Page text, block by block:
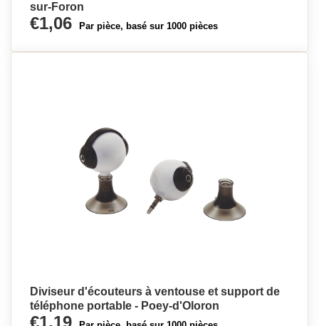
sur-Foron
€1,06 Par pièce, basé sur 1000 pièces
Diviseur d'écouteurs à ventouse et support de
téléphone portable - Poey-d'Oloron
€1,19